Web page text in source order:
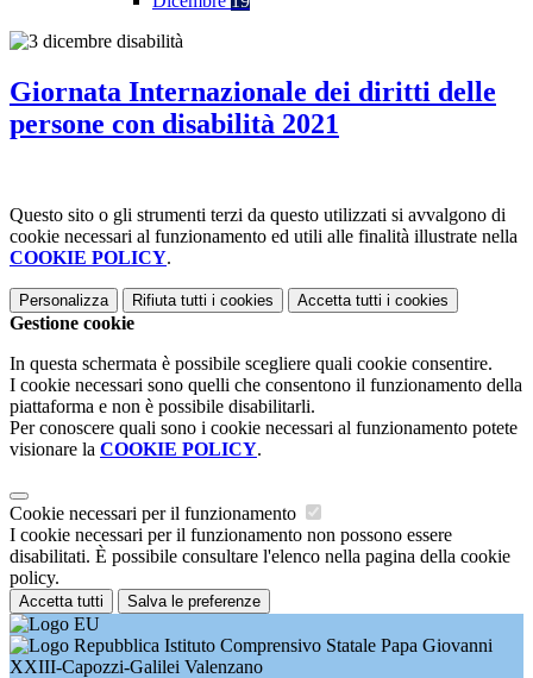
Giornata Internazionale dei diritti delle
persone con disabilità 2021
Questo sito o gli strumenti terzi da questo utilizzati si avvalgono di
cookie necessari al funzionamento ed utili alle finalità illustrate nella
COOKIE POLICY.
Personalizza Rifiuta tutti i cookies Accetta tutti i cookies
Gestione cookie
In questa schermata è possibile scegliere quali cookie consentire.
I cookie necessari sono quelli che consentono il funzionamento della
piattaforma e non è possibile disabilitarli.
Per conoscere quali sono i cookie necessari al funzionamento potete
visionare la COOKIE POLICY.
Cookie necessari per il funzionamento
I cookie necessari per il funzionamento non possono essere
disabilitati. È possibile consultare l'elenco nella pagina della cookie
policy.
Accetta tutti Salva le preferenze
Istituto Comprensivo Statale Papa Giovanni
XXIII-Capozzi-Galilei Valenzano